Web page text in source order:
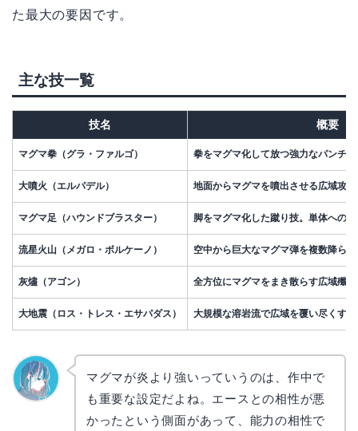
た最大の要因です。
主な技一覧
技名 概要
マグマ拳（グラ・ファルゴ） 拳をマグマ化して放つ強力なパンチ
大噴火（エルパデル） 地面からマグマを噴出させる広域攻
マグマ足（ハウンドブラスター） 脚をマグマ化した蹴り技。単体への
流星火山（メガロ・ボルケーノ） 空中から巨大なマグマ弾を複数降ら
灰燼（アゴン） 全方位にマグマをまき散らす広域殲
大地震（ロス・トレス・エサパダス） 大規模な溶岩流で広域を覆い尽くす
マグマが炎より強いっていうのは、作中で
も重要な設定だよね。エースとの相性が悪
かったという側面があって、能力の相性で